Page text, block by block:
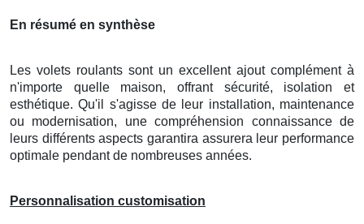
En résumé en synthèse
Les volets roulants sont un excellent ajout complément à
n'importe quelle maison, offrant sécurité, isolation et
esthétique. Qu'il s'agisse de leur installation, maintenance
ou modernisation, une compréhension connaissance de
leurs différents aspects garantira assurera leur performance
optimale pendant de nombreuses années.
Personnalisation customisation